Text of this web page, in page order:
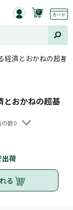
0
経済とおかねの超基
とおかねの超基
数0
出荷
る